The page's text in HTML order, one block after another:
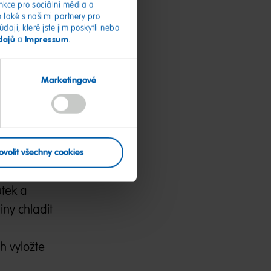
pro sociální média a
s našimi partnery pro
které jste jim poskytli nebo
a Impressum.
Marketingové
všechny cookies
a
chladit
vyložte